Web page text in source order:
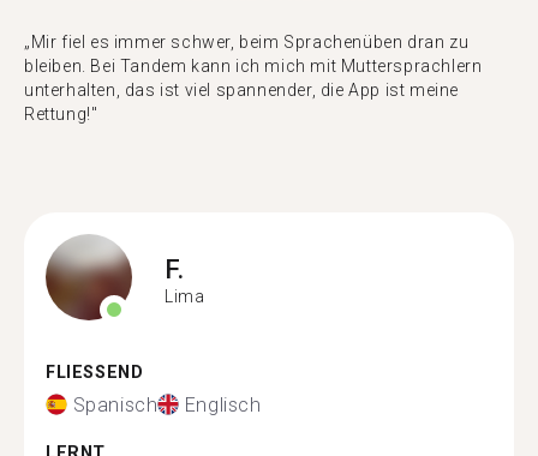
„Mir fiel es immer schwer, beim Sprachenüben dran zu
bleiben. Bei Tandem kann ich mich mit Muttersprachlern
unterhalten, das ist viel spannender, die App ist meine
Rettung!"
F.
Lima
FLIESSEND
Spanisch Englisch